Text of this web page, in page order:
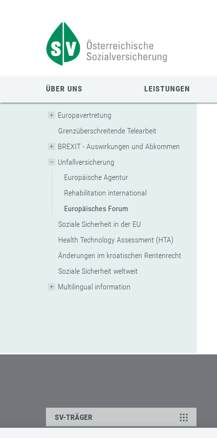
ÜBER UNS LEISTUNGEN
Europavertretung
Grenzüberschreitende Telearbeit
BREXIT - Auswirkungen und Abkommen
Unfallversicherung
Europäische Agentur
Rehabilitation international
Europäisches Forum
Soziale Sicherheit in der EU
Health Technology Assessment (HTA)
Änderungen im kroatischen Rentenrecht
Soziale Sicherheit weltweit
Multilingual information
SV-TRÄGER